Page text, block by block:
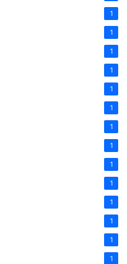
1
1
1
1
1
1
1
1
1
1
1
1
1
1